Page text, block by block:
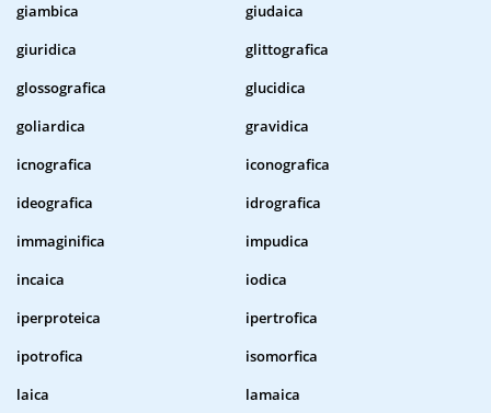
giambica
giudaica
giuridica
glittografica
glossografica
glucidica
goliardica
gravidica
icnografica
iconografica
ideografica
idrografica
immaginifica
impudica
incaica
iodica
iperproteica
ipertrofica
ipotrofica
isomorfica
laica
lamaica